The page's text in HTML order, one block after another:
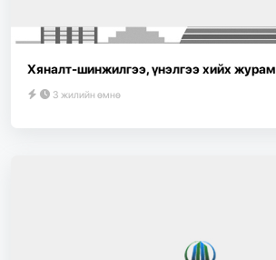
Хяналт-шинжилгээ, үнэлгээ хийх журам
3 жилийн өмнө